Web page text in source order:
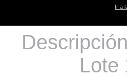
Ir a
Lote